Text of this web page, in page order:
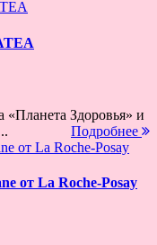
«Планета Здоровья» и
Подробнее
от La Roche-Posay